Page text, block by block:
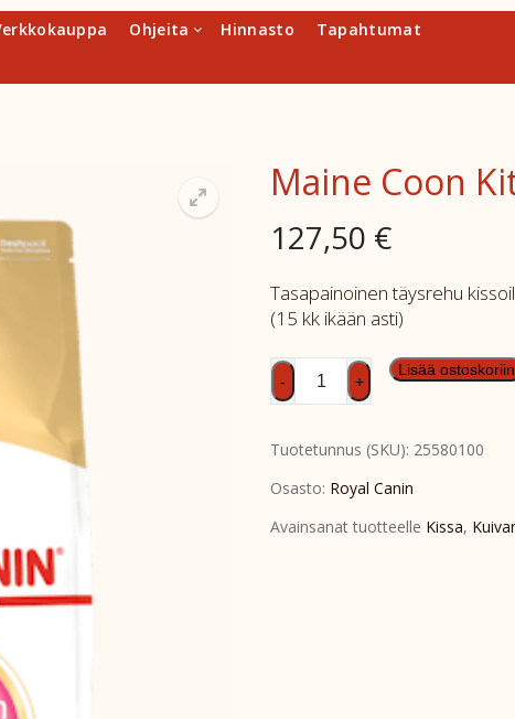
Ohjeita Hinnasto
Tapahtumat
Maine Coon
127,50 €
Tasapainoinen täysrehu
(15 kk ikään asti)
Maine
Coon
10kg
määrä
- +
Lisää ostoskoriin
Tuotetunnus (SKU): 25580100
Osasto: Royal Canin
Avainsanat tuotteelle Kissa,